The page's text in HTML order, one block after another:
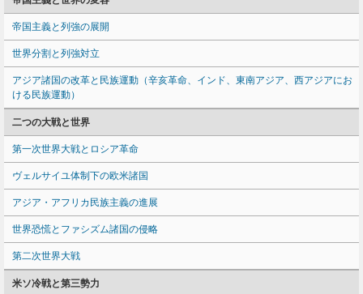
帝国主義と列強の展開
世界分割と列強対立
アジア諸国の改革と民族運動（辛亥革命、インド、東南アジア、西アジアにお
ける民族運動）
二つの大戦と世界
第一次世界大戦とロシア革命
ヴェルサイユ体制下の欧米諸国
アジア・アフリカ民族主義の進展
世界恐慌とファシズム諸国の侵略
第二次世界大戦
米ソ冷戦と第三勢力